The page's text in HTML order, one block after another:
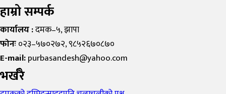
हाम्रो सम्पर्क
कार्यालय :दमक–५, झापा
फोनः०२३–५७०२७२, ९८५२६७०८७०
E-mail:purbasandesh@yahoo.com
भर्खरै